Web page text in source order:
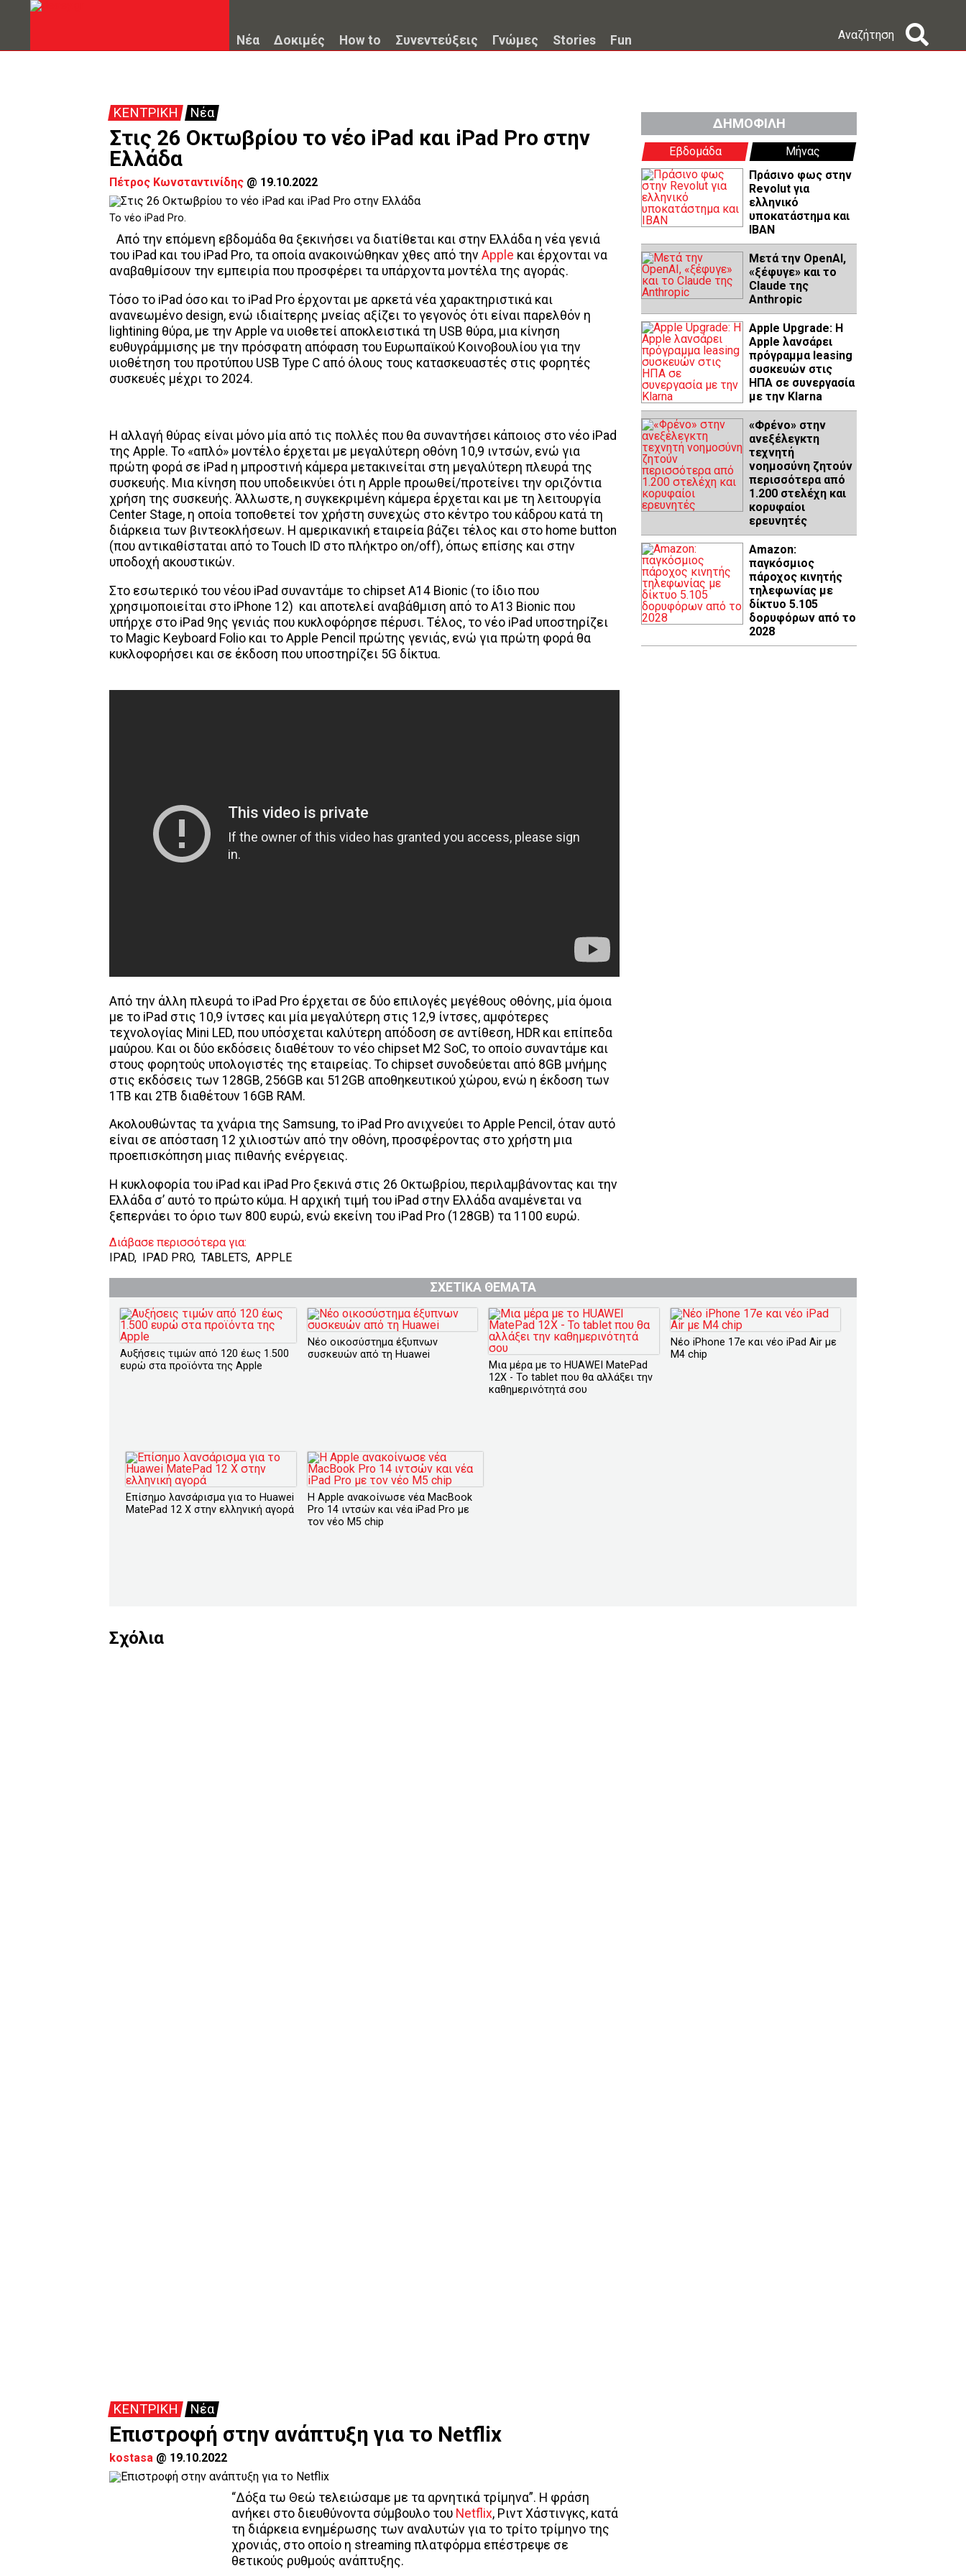
Νέα Δοκιμές How to Συνεντεύξεις Γνώμες Stories Fun Αναζήτηση
ΚΕΝΤΡΙΚΗ Νέα
Στις 26 Οκτωβρίου το νέο iPad και iPad Pro στην
Ελλάδα
Πέτρος Κωνσταντινίδης @ 19.10.2022
To νέο iPad Pro.
Από την επόμενη εβδομάδα θα ξεκινήσει να διατίθεται και στην Ελλάδα η νέα γενιά
του iPad και του iPad Pro, τα οποία ανακοινώθηκαν χθες από την Apple και έρχονται να
αναβαθμίσουν την εμπειρία που προσφέρει τα υπάρχοντα μοντέλα της αγοράς.
Τόσο το iPad όσο και το iPad Pro έρχονται με αρκετά νέα χαρακτηριστικά και
ανανεωμένο design, ενώ ιδιαίτερης μνείας αξίζει το γεγονός ότι είναι παρελθόν η
lightining θύρα, με την Apple να υιοθετεί αποκλειστικά τη USB θύρα, μια κίνηση
ευθυγράμμισης με την πρόσφατη απόφαση του Ευρωπαϊκού Κοινοβουλίου για την
υιοθέτηση του προτύπου USB Type C από όλους τους κατασκευαστές στις φορητές
συσκευές μέχρι το 2024.
Η αλλαγή θύρας είναι μόνο μία από τις πολλές που θα συναντήσει κάποιος στο νέο iPad
της Apple. Το «απλό» μοντέλο έρχεται με μεγαλύτερη οθόνη 10,9 ιντσών, ενώ για
πρώτη φορά σε iPad η μπροστινή κάμερα μετακινείται στη μεγαλύτερη πλευρά της
συσκευής. Μια κίνηση που υποδεικνύει ότι η Apple προωθεί/προτείνει την οριζόντια
χρήση της συσκευής. Άλλωστε, η συγκεκριμένη κάμερα έρχεται και με τη λειτουργία
Center Stage, η οποία τοποθετεί τον χρήστη συνεχώς στο κέντρο του κάδρου κατά τη
διάρκεια των βιντεοκλήσεων. Η αμερικανική εταιρεία βάζει τέλος και στο home button
(που αντικαθίσταται από το Touch ID στο πλήκτρο on/off), όπως επίσης και στην
υποδοχή ακουστικών.
Στο εσωτερικό του νέου iPad συναντάμε το chipset A14 Bionic (το ίδιο που
χρησιμοποιείται στο iPhone 12) και αποτελεί αναβάθμιση από το A13 Bionic που
υπήρχε στο iPad 9ης γενιάς που κυκλοφόρησε πέρυσι. Τέλος, το νέο iPad υποστηρίζει
το Magic Keyboard Folio και το Apple Pencil πρώτης γενιάς, ενώ για πρώτη φορά θα
κυκλοφορήσει και σε έκδοση που υποστηρίζει 5G δίκτυα.
Από την άλλη πλευρά το iPad Pro έρχεται σε δύο επιλογές μεγέθους οθόνης, μία όμοια
με το iPad στις 10,9 ίντσες και μία μεγαλύτερη στις 12,9 ίντσες, αμφότερες
τεχνολογίας Mini LED, που υπόσχεται καλύτερη απόδοση σε αντίθεση, HDR και επίπεδα
μαύρου. Και οι δύο εκδόσεις διαθέτουν το νέο chipset M2 SoC, το οποίο συναντάμε και
στους φορητούς υπολογιστές της εταιρείας. Το chipset συνοδεύεται από 8GB μνήμης
στις εκδόσεις των 128GB, 256GB και 512GB αποθηκευτικού χώρου, ενώ η έκδοση των
1ΤΒ και 2ΤΒ διαθέτουν 16GB RAM.
Ακολουθώντας τα χνάρια της Samsung, το iPad Pro ανιχνεύει το Apple Pencil, όταν αυτό
είναι σε απόσταση 12 χιλιοστών από την οθόνη, προσφέροντας στο χρήστη μια
προεπισκόπηση μιας πιθανής ενέργειας.
Η κυκλοφορία του iPad και iPad Pro ξεκινά στις 26 Οκτωβρίου, περιλαμβάνοντας και την
Ελλάδα σ’ αυτό το πρώτο κύμα. Η αρχική τιμή του iPad στην Ελλάδα αναμένεται να
ξεπερνάει το όριο των 800 ευρώ, ενώ εκείνη του iPad Pro (128GB) τα 1100 ευρώ.
ΔΗΜΟΦΙΛΗ
Εβδομάδα
Μήνας
Πράσινο φως στην
Revolut για
ελληνικό
υποκατάστημα και
IBAN
Μετά την OpenAI,
«ξέφυγε» και το
Claude της
Anthropic
Apple Upgrade: Η
Apple λανσάρει
πρόγραμμα leasing
συσκευών στις
ΗΠΑ σε συνεργασία
με την Klarna
«Φρένο» στην
ανεξέλεγκτη
τεχνητή
νοημοσύνη ζητούν
περισσότερα από
1.200 στελέχη και
κορυφαίοι
ερευνητές
Amazon:
παγκόσμιος
πάροχος κινητής
τηλεφωνίας με
δίκτυο 5.105
δορυφόρων από το
2028
Διάβασε περισσότερα για:
IPAD, IPAD PRO, TABLETS, APPLE
ΣΧΕΤΙΚΑ ΘΕΜΑΤΑ
Αυξήσεις τιμών από 120 έως 1.500
ευρώ στα προϊόντα της Apple
Νέο οικοσύστημα έξυπνων
συσκευών από τη Huawei
Μια μέρα με το HUAWEI MatePad
12X - Το tablet που θα αλλάξει την
καθημερινότητά σου
Nέο iPhone 17e και νέο iPad Air με
Μ4 chip
Επίσημο λανσάρισμα για το Huawei
MatePad 12 X στην ελληνική αγορά
Η Apple ανακοίνωσε νέα ΜacBook
Pro 14 ιντσών και νέα iPad Pro με
τον νέο Μ5 chip
Σχόλια
ΚΕΝΤΡΙΚΗ Νέα
Επιστροφή στην ανάπτυξη για το Netflix
kostasa @ 19.10.2022
“Δόξα τω Θεώ τελειώσαμε με τα αρνητικά τρίμηνα”. Η φράση
ανήκει στο διευθύνοντα σύμβουλο του Netflix, Ριντ Χάστινγκς, κατά
τη διάρκεια ενημέρωσης των αναλυτών για το τρίτο τρίμηνο της
χρονιάς, στο οποίο η streaming πλατφόρμα επέστρεψε σε
θετικούς ρυθμούς ανάπτυξης.